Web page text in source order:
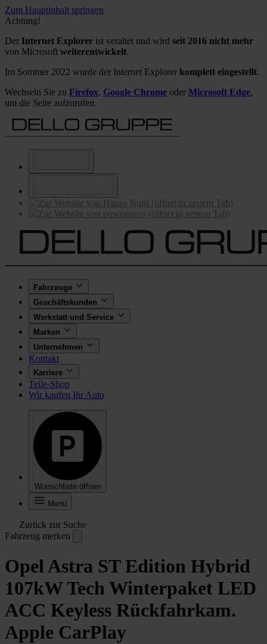
Zum Hauptinhalt springen
Achtung!
Der Internet Explorer ist veraltet und wird seit 2016 nicht mehr
von Microsoft weiterentwickelt.
Im Sommer 2022 wurde der Internet Explorer komplett eingestellt.
Wechseln Sie zu Firefox, Google Chrome oder Microsoft Edge,
um die Seite aufzurufen.
Fahrzeuge
Geschäftskunden
Werkstatt und Service
Marken
Unternehmen
Kontakt
Karriere
Teile-Shop
Wir kaufen Ihr Auto
Wunschliste öffnen
Menü
Zurück zur Suche
Fahrzeug merken
Opel Astra ST Edition Hybrid
107kW Tech Winterpaket LED
ACC Keyless Rückfahrkam.
Apple CarPlay